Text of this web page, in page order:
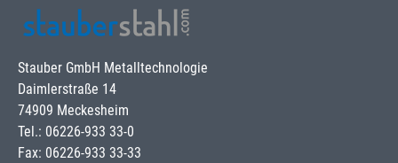
Stauber GmbH Metalltechnologie
Daimlerstraße 14
74909 Meckesheim
Tel.: 06226-933 33-0
Fax: 06226-933 33-33